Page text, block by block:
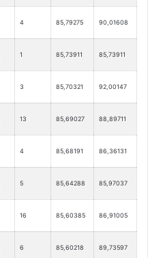
4 85,79275 90,01608
1 85,73911 85,73911
3 85,70321 92,00147
13 85,69027 88,89711
4 85,68191 86,36131
5 85,64288 85,97037
16 85,60385 86,91005
6 85,60218 89,73597